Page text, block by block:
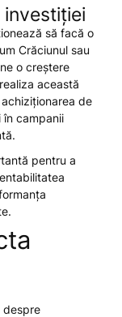
să facă o
Crăciunul sau
o creștere
această
de
în campanii
pentru a
despre